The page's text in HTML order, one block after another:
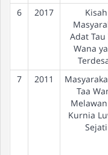
6
2017
Kisah
Adat Tau
Wana
7 2011
Taa
Melawan
Kurnia
Sejati